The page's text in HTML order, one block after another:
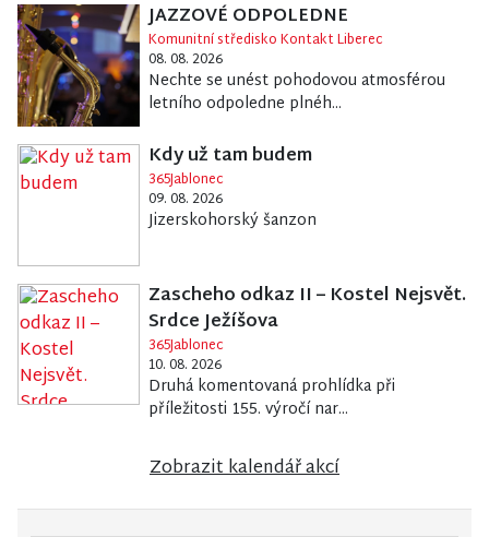
JAZZOVÉ ODPOLEDNE
Komunitní středisko Kontakt Liberec
08. 08. 2026
Nechte se unést pohodovou atmosférou
letního odpoledne plnéh...
Kdy už tam budem
365Jablonec
09. 08. 2026
Jizerskohorský šanzon
Zascheho odkaz II – Kostel Nejsvět.
Srdce Ježíšova
365Jablonec
10. 08. 2026
Druhá komentovaná prohlídka při
příležitosti 155. výročí nar...
Zobrazit kalendář akcí